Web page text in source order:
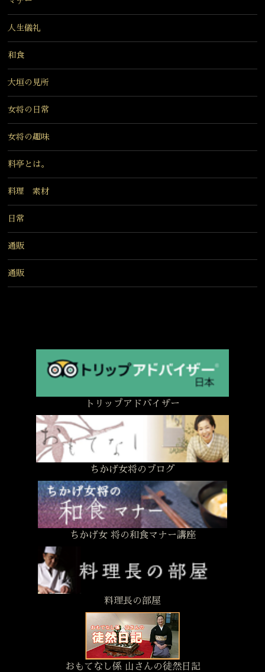
人生儀礼
和食
大垣の見所
女将の日常
女将の趣味
料亭とは。
料理 素材
日常
通販
通販
トリップアドバイザー
ちかげ女将のブログ
ちかげ女 将の和食マナー講座
料理長の部屋
おもてなし係 山さんの徒然日記